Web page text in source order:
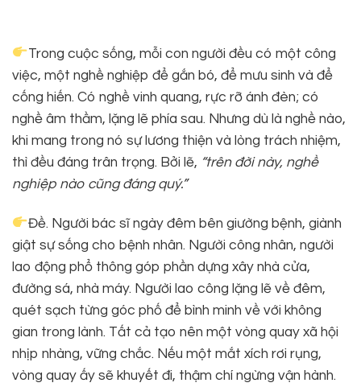
Trong cuộc sống, mỗi con người đều có một công
việc, một nghề nghiệp để gắn bó, để mưu sinh và để
cống hiến. Có nghề vinh quang, rực rỡ ánh đèn; có
nghề âm thầm, lặng lẽ phía sau. Nhưng dù là nghề nào,
khi mang trong nó sự lương thiện và lòng trách nhiệm,
thì đều đáng trân trọng. Bởi lẽ, “trên đời này, nghề
nghiệp nào cũng đáng quý.”
Đề. Người bác sĩ ngày đêm bên giường bệnh, giành
giật sự sống cho bệnh nhân. Người công nhân, người
lao động phổ thông góp phần dựng xây nhà cửa,
đường sá, nhà máy. Người lao công lặng lẽ về đêm,
quét sạch từng góc phố để bình minh về với không
gian trong lành. Tất cả tạo nên một vòng quay xã hội
nhịp nhàng, vững chắc. Nếu một mắt xích rơi rụng,
vòng quay ấy sẽ khuyết đi, thậm chí ngừng vận hành.